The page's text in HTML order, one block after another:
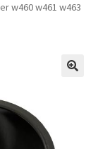
w460 w461 w463